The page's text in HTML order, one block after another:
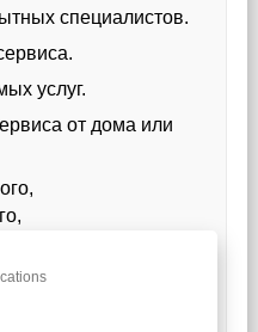
специалистов.
услуг.
от дома или
и многое